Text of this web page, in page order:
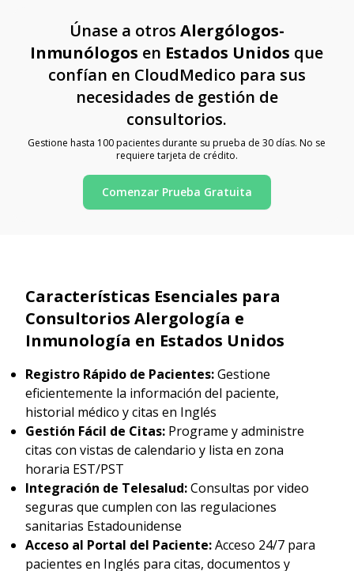
Únase a otros Alergólogos-
Inmunólogos en Estados Unidos que
confían en CloudMedico para sus
necesidades de gestión de
consultorios.
Gestione hasta 100 pacientes durante su prueba de 30 días. No se
requiere tarjeta de crédito.
Comenzar Prueba Gratuita
Características Esenciales para
Consultorios Alergología e
Inmunología en Estados Unidos
Registro Rápido de Pacientes:Gestione
eficientemente la información del paciente,
historial médico y citas en Inglés
Gestión Fácil de Citas: Programe y administre
citas con vistas de calendario y lista en zona
horaria EST/PST
Integración de Telesalud:Consultas por video
seguras que cumplen con las regulaciones
sanitarias Estadounidense
Acceso al Portal del Paciente:Acceso 24/7 para
pacientes en Inglés para citas, documentos y